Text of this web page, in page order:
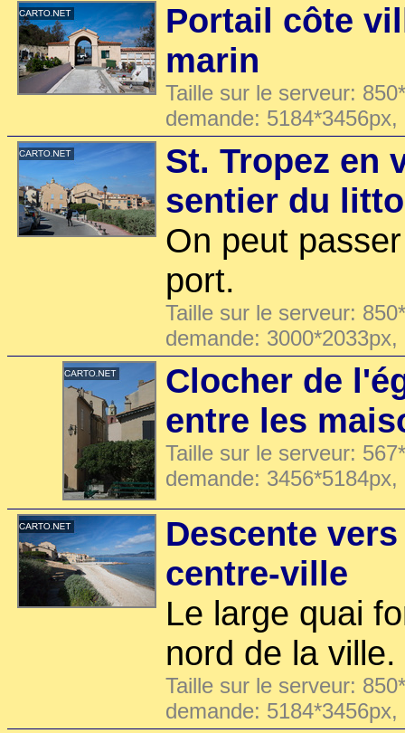
Portail côte
marin
Taille sur le serveur:
demande:
St. Tropez en
sentier du
On peut
port.
Taille sur le serveur:
demande:
Clocher de
entre les
Taille sur le serveur:
demande:
Descente
centre-ville
Le large quai
nord de la ville.
Taille sur le serveur:
demande: